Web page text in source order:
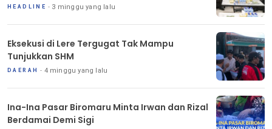
HEADLINE 3 minggu yang lalu
Eksekusi di Lere Tergugat Tak Mampu
Tunjukkan SHM
DAERAH 4 minggu yang lalu
Ina-Ina Pasar Biromaru Minta Irwan dan Rizal
Berdamai Demi Sigi